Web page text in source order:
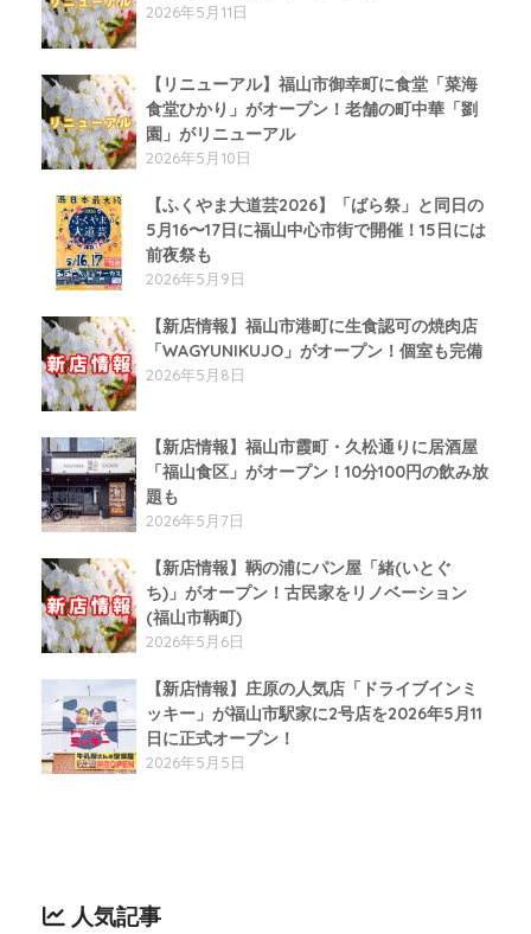
2026年5月11日
【リニューアル】福山市御幸町に食堂「菜海
食堂ひかり」がオープン！老舗の町中華「劉
園」がリニューアル
2026年5月10日
【ふくやま大道芸2026】「ばら祭」と同日の
5月16〜17日に福山中心市街で開催！15日には
前夜祭も
2026年5月9日
【新店情報】福山市港町に生食認可の焼肉店
「WAGYUNIKUJO」がオープン！個室も完備
2026年5月8日
【新店情報】福山市霞町・久松通りに居酒屋
「福山食区」がオープン！10分100円の飲み放
題も
2026年5月7日
【新店情報】鞆の浦にパン屋「緒(いとぐ
ち)」がオープン！古民家をリノベーション
(福山市鞆町)
2026年5月6日
【新店情報】庄原の人気店「ドライブインミ
ッキー」が福山市駅家に2号店を2026年5月11
日に正式オープン！
2026年5月5日
人気記事